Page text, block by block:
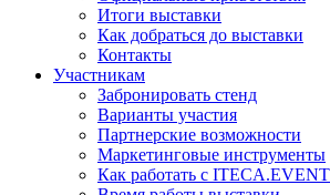
Итоги выставки
Как добраться до выставки
Контакты
Участникам
Забронировать стенд
Варианты участия
Партнерские возможности
Маркетинговые инструменты
Как работать с